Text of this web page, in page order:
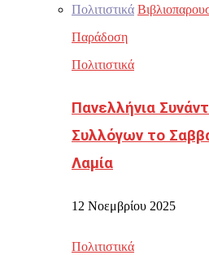
Πολιτιστικά
Παράδοση
Πολιτιστικά
Πανελλήνια
Συλλόγων το
Λαμία
12 Νοεμβρίου 2025
Πολιτιστικά